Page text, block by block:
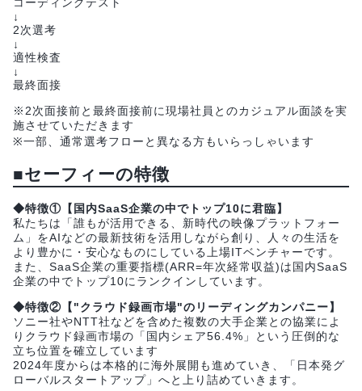
↓
2次選考
↓
適性検査
↓
最終面接
※2次面接前と最終面接前に現場社員とのカジュアル面談を実
施させていただきます
※一部、通常選考フローと異なる方もいらっしゃいます
■セーフィーの特徴
◆特徴①【国内SaaS企業の中でトップ10に君臨】
私たちは「誰もが活用できる、新時代の映像プラットフォー
ム」をAIなどの最新技術を活用しながら創り、人々の生活を
より豊かに・安心なものにしている上場ITベンチャーです。
また、SaaS企業の重要指標(ARR=年次経常収益)は国内SaaS
企業の中でトップ10にランクインしています。
◆特徴②【"クラウド録画市場"のリーディングカンパニー】
ソニー社やNTT社などを含めた複数の大手企業との協業によ
りクラウド録画市場の「国内シェア56.4%」という圧倒的な
立ち位置を確立しています
2024年度からは本格的に海外展開も進めていき、「日本発グ
ローバルスタートアップ」へと上り詰めていきます。